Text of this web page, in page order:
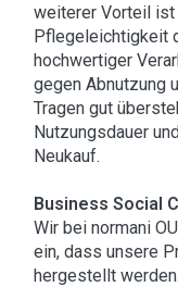
weiterer Vorteil
Pflegeleichtigkeit
hochwertiger
gegen Abnutzung
Tragen gut
Nutzungsdauer
Neukauf.
Business Social
Wir bei normani
ein, dass unsere
hergestellt